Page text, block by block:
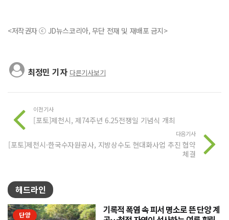
<저작권자 ⓒ JD뉴스코리아, 무단 전재 및 재배포 금지>
최정민 기자 다른기사보기
이전기사
[포토]제천시, 제74주년 6.25전쟁일 기념식 개최
다음기사
[포토]제천시·한국수자원공사, 지방상수도 현대화사업 추진 협약
체결
헤드라인
단양
기록적 폭염 속 피서 명소로 뜬 단양 계